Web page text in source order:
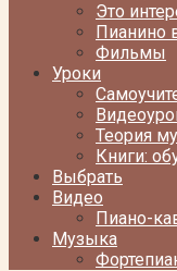
Это
Пианино
Фильмы
Уроки
Теория
Книги:
Выбрать
Видео
Пиано-
Музыка